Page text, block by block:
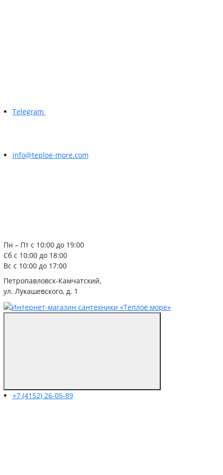
Telegram
info@teploe-more.com
Пн – Пт с 10:00 до 19:00
Сб с 10:00 до 18:00
Вс с 10:00 до 17:00
Петропавловск-Камчатский,
ул. Лукашевского, д. 1
+7 (4152) 26-05-89